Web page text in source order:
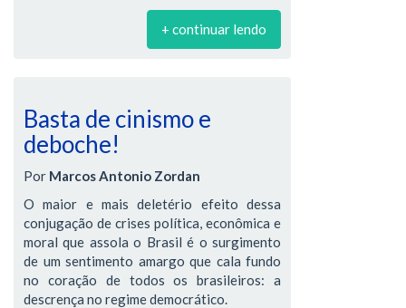
+ continuar lendo
Basta de cinismo e
deboche!
Por Marcos Antonio Zordan
O maior e mais deletério efeito dessa
conjugação de crises política, econômica e
moral que assola o Brasil é o surgimento
de um sentimento amargo que cala fundo
no coração de todos os brasileiros: a
descrença no regime democrático.